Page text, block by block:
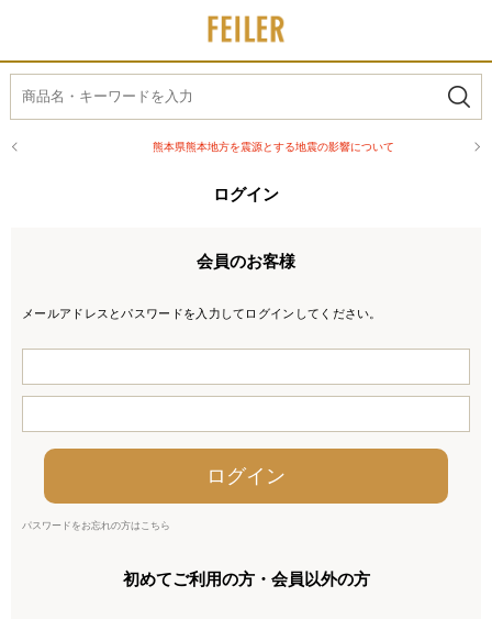
熊本県熊本地方を震源とする地震の影響について
ログイン
会員のお客様
メールアドレスとパスワードを入力してログインしてください。
パスワードをお忘れの方はこちら
初めてご利用の方・会員以外の方